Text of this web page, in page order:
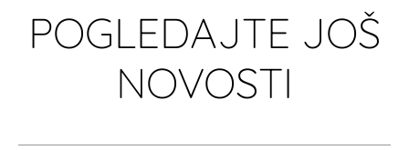
POGLEDAJTE JOŠ
NOVOSTI